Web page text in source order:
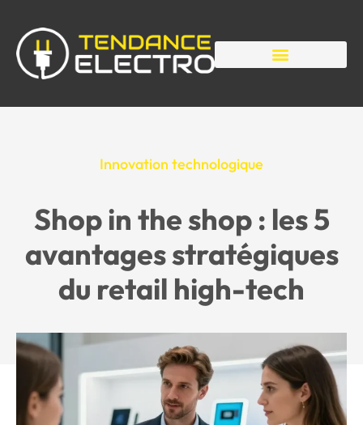
Innovation technologique
Shop in the shop : les 5
avantages stratégiques
du retail high-tech